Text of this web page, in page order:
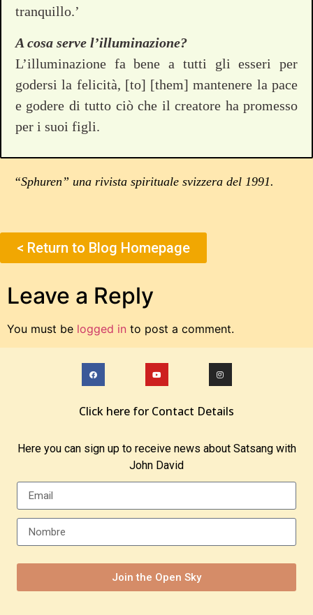
tranquillo.’
A cosa serve l’illuminazione?
L’illuminazione fa bene a tutti gli esseri per
godersi la felicità, [to] [them] mantenere la pace
e godere di tutto ciò che il creatore ha promesso
per i suoi figli.
“Sphuren” una rivista spirituale svizzera del 1991.
< Return to Blog Homepage
Leave a Reply
You must be logged in to post a comment.
Click here for Contact Details
Here you can sign up to receive news about Satsang with
John David
Join the Open Sky